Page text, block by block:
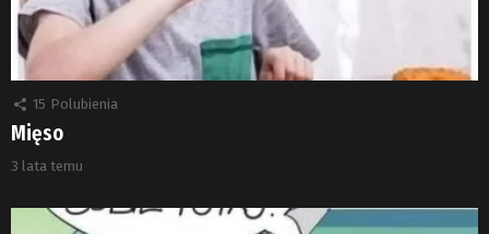
15 Polubienia
Mięso
3 lata temu